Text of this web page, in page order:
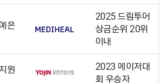
은
2025 드림투어
상금순위 20위
이내
원
2023 메이저대
회 우승자